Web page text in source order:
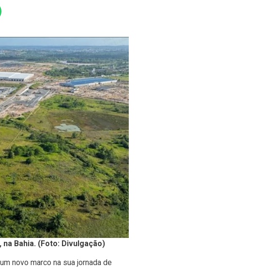
Bahia. (Foto: Divulgação)
novo marco na sua jornada de